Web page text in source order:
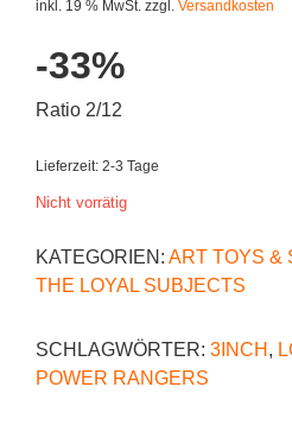
inkl. 19 % MwSt. zzgl. Versandkosten
-33%
Ratio 2/12
Lieferzeit: 2-3 Tage
Nicht vorrätig
KATEGORIEN: ART TOYS &
THE LOYAL SUBJECTS
SCHLAGWÖRTER: 3INCH ,
POWER RANGERS